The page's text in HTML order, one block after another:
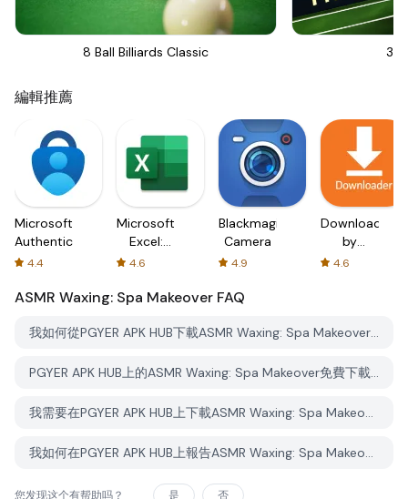
8 Ball Billiards Classic 3D
編輯推薦
Microsoft
Authenticator
4.4
Microsoft
Excel:
Spreadsheets
4.6
Blackmagic
Camera
4.9
Downloader
by
AFTVnews
4.6
ASMR Waxing: Spa Makeover FAQ
我如何從PGYER APK HUB下載ASMR Waxing: Spa Makeover？
PGYER APK HUB上的ASMR Waxing: Spa Makeover免費下載嗎？
我需要在PGYER APK HUB上下載ASMR Waxing: Spa Makeover時需要帳戶嗎？
我如何在PGYER APK HUB上報告ASMR Waxing: Spa Makeover的問題？
您发现这个有帮助吗？ 是 否